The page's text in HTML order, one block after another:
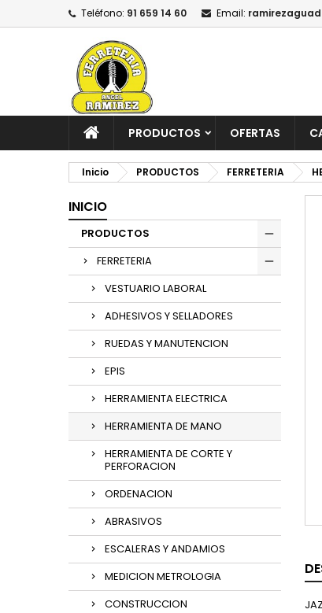
Teléfono: 91 659 14 60 Email:
PRODUCTOS OFERTAS
Inicio PRODUCTOS FERRETERIA
INICIO
PRODUCTOS
FERRETERIA
VESTUARIO LABORAL
ADHESIVOS Y SELLADORES
RUEDAS Y MANUTENCION
EPIS
HERRAMIENTA ELECTRICA
HERRAMIENTA DE MANO
HERRAMIENTA DE CORTE Y
PERFORACION
ORDENACION
ABRASIVOS
ESCALERAS Y ANDAMIOS
MEDICION METROLOGIA
CONSTRUCCION